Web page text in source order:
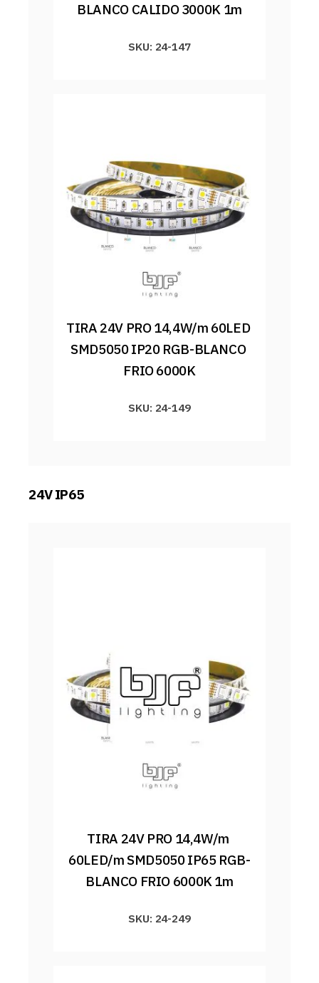
BLANCO CALIDO 3000K 1m
SKU: 24-147
TIRA 24V PRO 14,4W/m 60LED
SMD5050 IP20 RGB-BLANCO
FRIO 6000K
SKU: 24-149
24V IP65
TIRA 24V PRO 14,4W/m
60LED/m SMD5050 IP65 RGB-
BLANCO FRIO 6000K 1m
SKU: 24-249